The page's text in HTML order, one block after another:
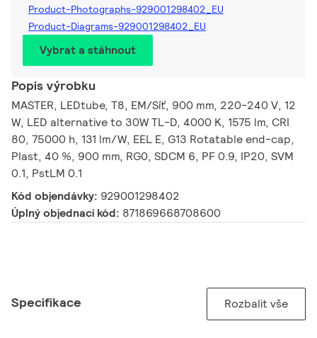
Product-Photographs-929001298402_EU
Product-Diagrams-929001298402_EU
Vybrat a stáhnout
Popis výrobku
MASTER, LEDtube, T8, EM/Síť, 900 mm, 220-240 V, 12
W, LED alternative to 30W TL-D, 4000 K, 1575 lm, CRI
80, 75000 h, 131 lm/W, EEL E, G13 Rotatable end-cap,
Plast, 40 %, 900 mm, RG0, SDCM 6, PF 0.9, IP20, SVM
0.1, PstLM 0.1
Kód objendávky: 929001298402
Úplný objednací kód: 871869668708600
Specifikace Rozbalit vše